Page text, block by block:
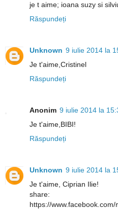
je t aime; ioana suzy si
Răspundeți
Unknown 9 iulie 2014 la
Je t'aime,Cristinel
Răspundeți
Anonim 9 iulie 2014 la
Je t'aime,BIBI!
Răspundeți
Unknown 9 iulie 2014 la
Je t'aime, Ciprian Ilie!
share:
https://